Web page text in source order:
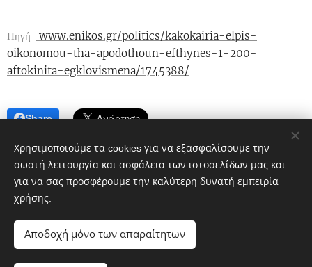
Πηγή
www.enikos.gr/politics/kakokairia-elpis-
oikonomou-tha-apodothoun-efthynes-1-200-
aftokinita-egklovismena/1745388/
Share
google.com, pub-1496968882359615, DIRECT,
Χρησιμοποιούμε τα cookies για να εξασφαλίσουμε την
σωστή λειτουργία και ασφάλεια των ιστοσελίδων μας και
για να σας προσφέρουμε την καλύτερη δυνατή εμπειρία
χρήσης.
Αποδοχή μόνο των απαραίτητων